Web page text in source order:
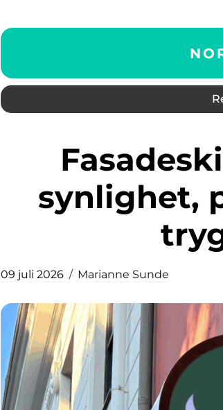
Fasadeskilt som skaper
synlighet,
09 juli 2026 Marianne Sunde